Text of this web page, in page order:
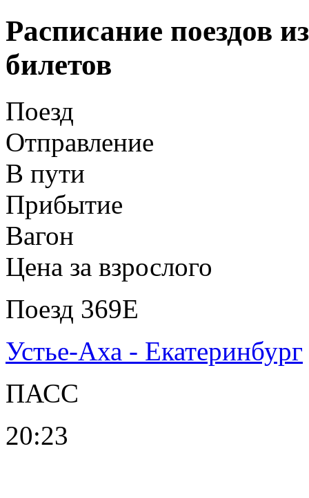
Расписание поездов
билетов
Поезд
Отправление
В пути
Прибытие
Вагон
Цена за взрослого
Поезд 369Е
Устье-Аха - Екатеринбург
ПАСС
20:23